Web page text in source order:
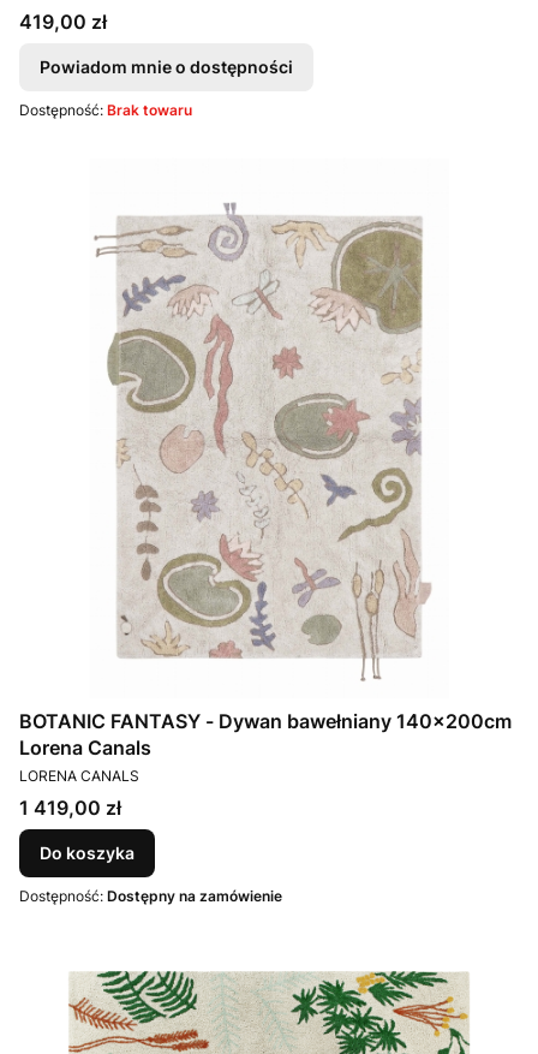
Cena
419,00 zł
Powiadom mnie o dostępności
Dostępność: Brak towaru
BOTANIC FANTASY - Dywan bawełniany 140x200cm
Lorena Canals
PRODUCENT
LORENA CANALS
Cena
1 419,00 zł
Do koszyka
Dostępność: Dostępny na zamówienie